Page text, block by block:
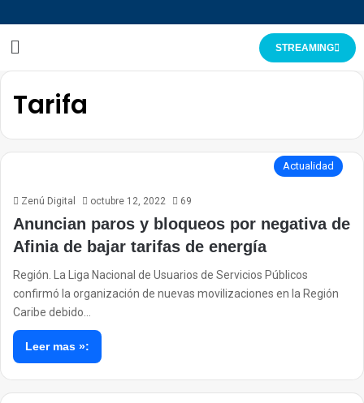
STREAMING
Tarifa
Actualidad
Zenú Digital octubre 12, 2022 69
Anuncian paros y bloqueos por negativa de
Afinia de bajar tarifas de energía
Región. La Liga Nacional de Usuarios de Servicios Públicos
confirmó la organización de nuevas movilizaciones en la Región
Caribe debido…
Leer mas »: